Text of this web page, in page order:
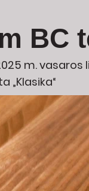
BC
m. vasaros
„Klasika“